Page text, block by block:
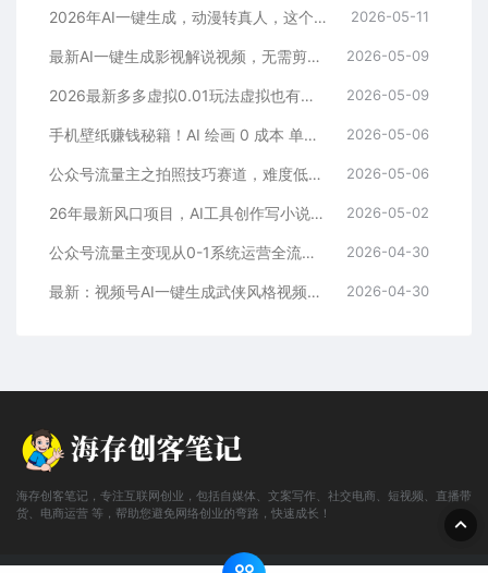
2026年AI一键生成，动漫转真人，这个月靠这个AI赚了2W+ 2026-05-11
最新AI一键生成影视解说视频，无需剪辑3分钟1条，条条爆款，多平台变现日入2000+ 2026-05-09
2026最新多多虚拟0.01玩法虚拟也有新门路轻松日入2500! 2026-05-09
手机壁纸赚钱秘籍！AI 绘画 0 成本 单店狂销 3.8 万单 2026-05-06
公众号流量主之拍照技巧赛道，难度低+流量大，起号第一篇就爆了10w阅读！ 2026-05-06
26年最新风口项目，AI工具创作写小说，轻松实现日入1000+ 2026-05-02
公众号流量主变现从0-1系统运营全流程讲解！ 2026-04-30
最新：视频号AI一键生成武侠风格视频，狂撸视频号分成收益，学完轻松日入1000+ 2026-04-30
海存创客笔记，专注互联网创业，包括自媒体、文案写作、社交电商、短视频、直播带
货、电商运营 等，帮助您避免网络创业的弯路，快速成长！